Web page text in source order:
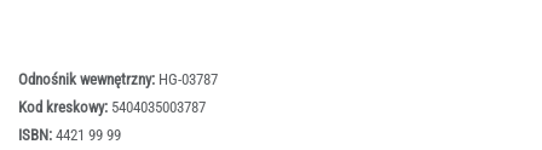
Odnośnik wewnętrzny: HG-03787
Kod kreskowy: 5404035003787
ISBN: 4421 99 99